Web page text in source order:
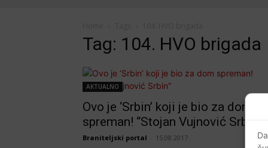
Tag: 104. HVO brigada
AKTUALNO
Ovo je ‘Srbin’ koji je bio za dom
spreman! “Stojan Vujnović Srbin”
Braniteljski portal 15.08.2017